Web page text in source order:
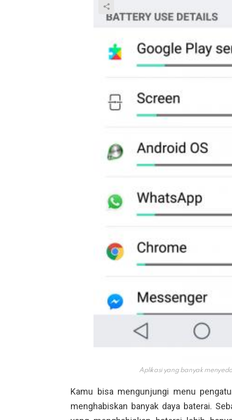
Aplikasi yang banyak
Kamu bisa mengunjungi menu
menghabiskan banyak daya baterai.